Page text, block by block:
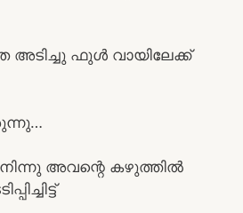
അടിച്ചു ഫുൾ വായിലേക്ക്
അവന്റെ കഴുത്തിൽ